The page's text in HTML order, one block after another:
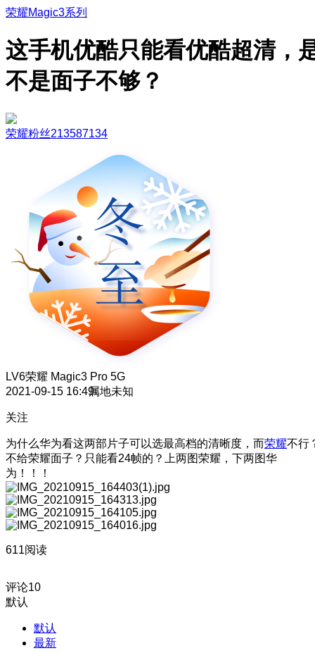
荣耀Magic3系列
这手机优酷只能看优酷超清，
不是面子不够？
荣耀粉丝213587134
LV6荣耀 Magic3 Pro 5G
2021-09-15 16:49属地未知
关注
为什么华为看这两部片子可以选最高档的清晰度，而荣耀不行
不给荣耀面子？只能看24帧的？上两图荣耀，下两图华
为！！！
611阅读
评论10
默认
默认
最新